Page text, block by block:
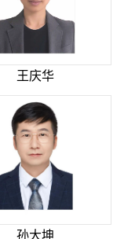
王庆华
孙大坤